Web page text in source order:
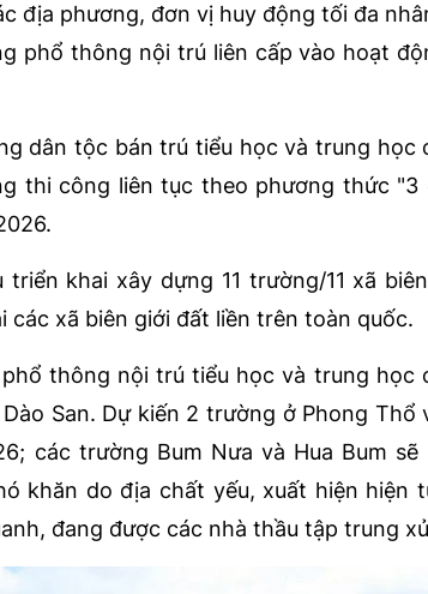
địa phương, đơn vị huy động tối đa
phổ thông nội trú liên cấp vào hoạt
dân tộc bán trú tiểu học và trung học
thi công liên tục theo phương thức "3
khai xây dựng 11 trường/11 xã
xã biên giới đất liền trên toàn quốc.
thông nội trú tiểu học và trung học
San. Dự kiến 2 trường ở Phong Thổ
các trường Bum Nưa và Hua Bum sẽ
khăn do địa chất yếu, xuất hiện hiện
đang được các nhà thầu tập trung